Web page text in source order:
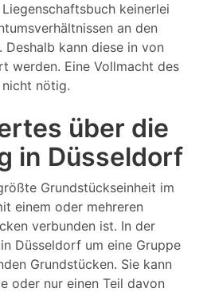
keinerlei
an den
Deshalb kann diese in von
werden. Eine Vollmacht des
nötig.
über die
in Düsseldorf
Grundstückseinheit im
einem oder mehreren
verbunden ist. In der
Düsseldorf um eine Gruppe
Grundstücken. Sie kann
oder nur einen Teil davon